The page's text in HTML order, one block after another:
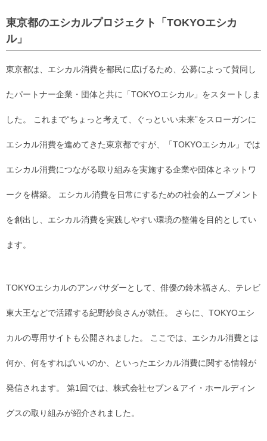
東京都のエシカルプロジェクト「TOKYOエシカ
ル」
東京都は、エシカル消費を都民に広げるため、公募によって賛同し
たパートナー企業・団体と共に「TOKYOエシカル」をスタートしま
した。 これまで“ちょっと考えて、ぐっといい未来”をスローガンに
エシカル消費を進めてきた東京都ですが、「TOKYOエシカル」では
エシカル消費につながる取り組みを実施する企業や団体とネットワ
ークを構築。 エシカル消費を日常にするための社会的ムーブメント
を創出し、エシカル消費を実践しやすい環境の整備を目的としてい
ます。
TOKYOエシカルのアンバサダーとして、俳優の鈴木福さん、テレビ
東大王などで活躍する紀野紗良さんが就任。 さらに、TOKYOエシ
カルの専用サイトも公開されました。 ここでは、エシカル消費とは
何か、何をすればいいのか、といったエシカル消費に関する情報が
発信されます。 第1回では、株式会社セブン＆アイ・ホールディン
グスの取り組みが紹介されました。